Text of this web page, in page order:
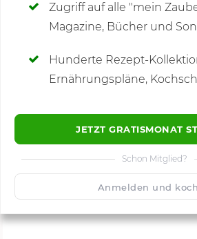
Zugriff auf alle "mein
Magazine, Bücher und
Hunderte Rezept-
Ernährungspläne,
JETZT GRATISMONAT
Schon Mitglied?
Anmelden und
Kommentare(1)
🙂